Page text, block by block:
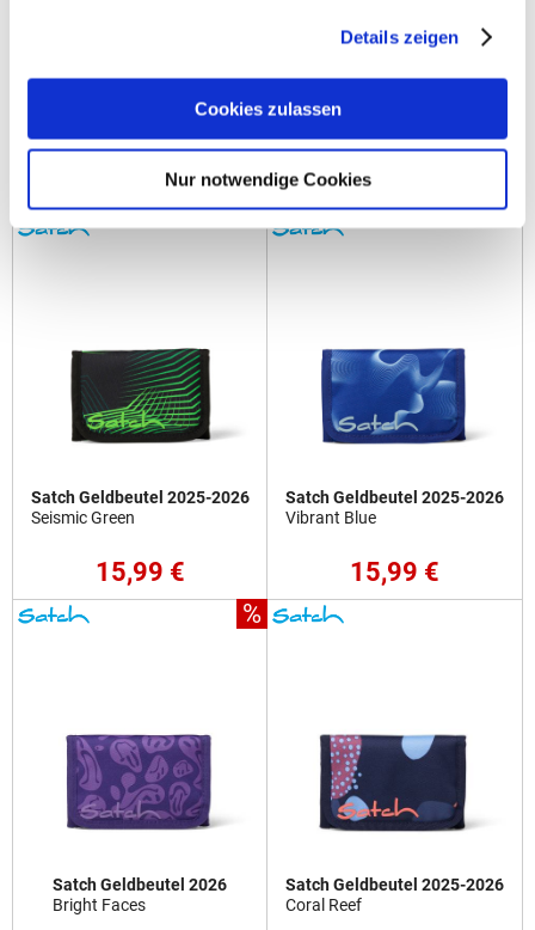
Details zeigen
Cookies zulassen
Nur notwendige Cookies
Satch Geldbeutel 2025-2026
15,99 €
Satch Geldbeutel 2025-2026
17,99 €
Satch Geldbeutel 2025-2026
Seismic Green
15,99 €
Satch Geldbeutel 2025-2026
Vibrant Blue
15,99 €
%
Satch Geldbeutel 2026
Bright Faces
Satch Geldbeutel 2025-2026
Coral Reef